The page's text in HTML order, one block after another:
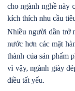
cho ngành nghề này
kích thích nhu cầu
Nhiều người dần trở
nước hơn các mặt
thành của sản phẩm
vì vậy, ngành giày
điều tất yếu.